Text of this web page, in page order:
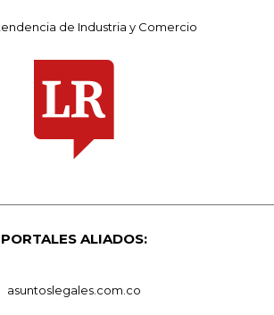
de Industria y Comercio
PORTALES ALIADOS:
asuntoslegales.com.co